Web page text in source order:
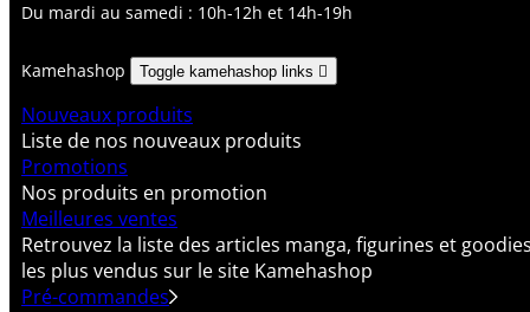
Du mardi au samedi : 10h-12h et 14h-19h
Kamehashop Toggle kamehashop links 
Nouveaux produits
Liste de nos nouveaux produits
Promotions
Nos produits en promotion
Meilleures ventes
Retrouvez la liste des articles manga, figurines et
les plus vendus sur le site Kamehashop
Pré-commandes